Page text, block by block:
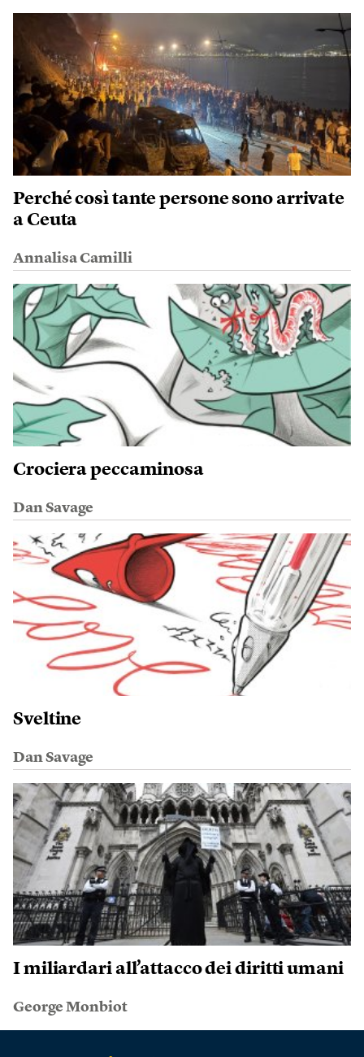
Perché così tante persone sono arrivate
a Ceuta
Annalisa Camilli
Crociera peccaminosa
Dan Savage
Sveltine
Dan Savage
I miliardari all’attacco dei diritti umani
George Monbiot